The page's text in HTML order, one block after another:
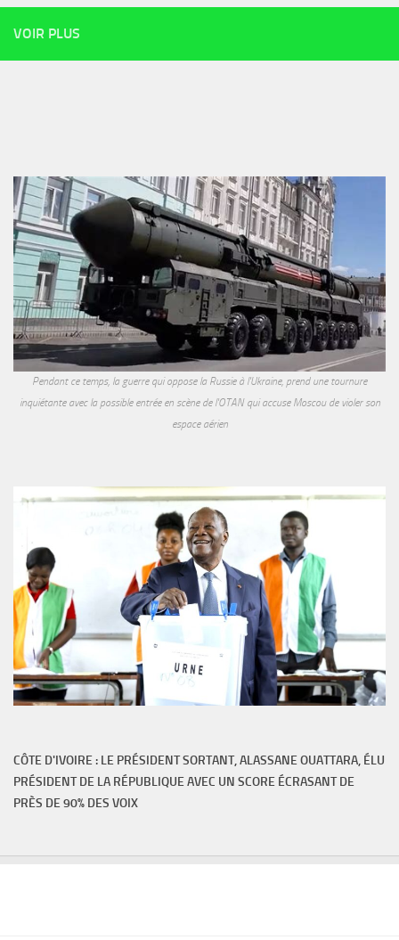
VOIR PLUS
Pendant ce temps, la guerre qui oppose la Russie à l'Ukraine, prend une tournure
inquiétante avec la possible entrée en scène de l'OTAN qui accuse Moscou de violer son
espace aérien
CÔTE D'IVOIRE : LE PRÉSIDENT SORTANT, ALASSANE OUATTARA, ÉLU
PRÉSIDENT DE LA RÉPUBLIQUE AVEC UN SCORE ÉCRASANT DE
PRÈS DE 90% DES VOIX